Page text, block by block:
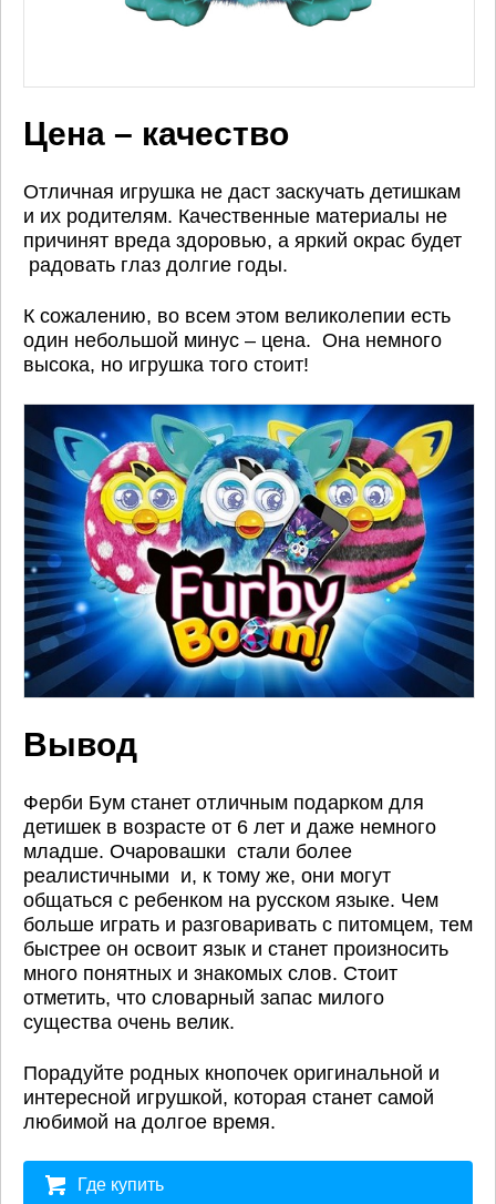
Цена – качество
Отличная игрушка не даст заскучать детишкам
и их родителям. Качественные материалы не
причинят вреда здоровью, а яркий окрас будет
радовать глаз долгие годы.
К сожалению, во всем этом великолепии есть
один небольшой минус – цена. Она немного
высока, но игрушка того стоит!
Вывод
Ферби Бум станет отличным подарком для
детишек в возрасте от 6 лет и даже немного
младше. Очаровашки стали более
реалистичными и, к тому же, они могут
общаться с ребенком на русском языке. Чем
больше играть и разговаривать с питомцем, тем
быстрее он освоит язык и станет произносить
много понятных и знакомых слов. Стоит
отметить, что словарный запас милого
существа очень велик.
Порадуйте родных кнопочек оригинальной и
интересной игрушкой, которая станет самой
любимой на долгое время.
Где купить